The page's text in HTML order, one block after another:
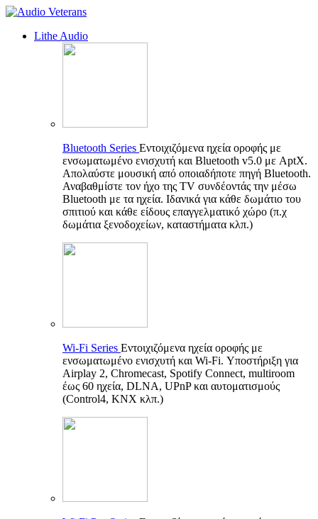
Lithe Audio
Bluetooth Series Εντοιχιζόμενα ηχεία οροφής με
ενσωματωμένο ενισχυτή και Bluetooth v5.0 με AptX.
Απολαύστε μουσική από οποιαδήποτε πηγή Bluetooth.
Αναβαθμίστε τον ήχο της TV συνδέοντάς την μέσω
Bluetooth με τα ηχεία. Ιδανικά για κάθε δωμάτιο του
σπιτιού και κάθε είδους επαγγελματικό χώρο (π.χ
δωμάτια ξενοδοχείων, καταστήματα κλπ.)
Wi-Fi Series Εντοιχιζόμενα ηχεία οροφής με
ενσωματωμένο ενισχυτή και Wi-Fi. Υποστήριξη για
Airplay 2, Chromecast, Spotify Connect, multiroom
έως 60 ηχεία, DLNA, UPnP και αυτοματισμούς
(Control4, KNX κλπ.)